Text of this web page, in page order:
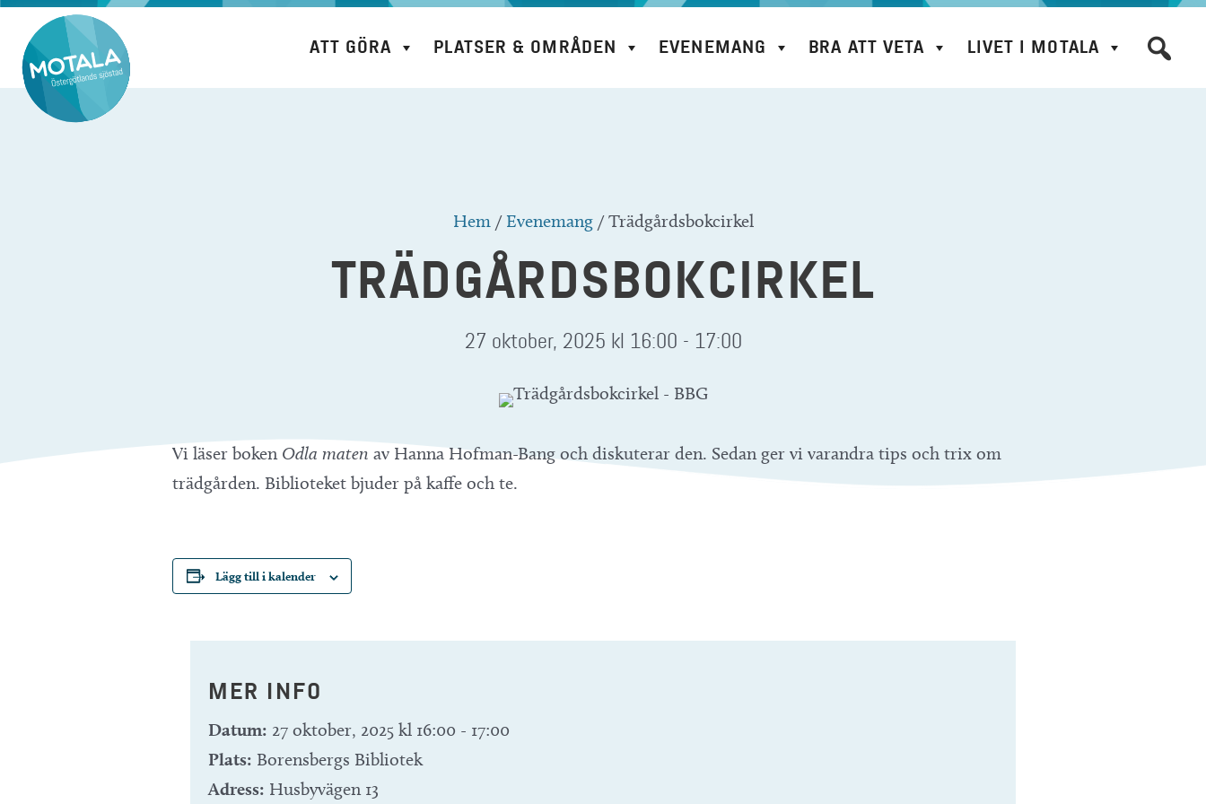
Hoppa
innehåll
ATT GÖRA PLATSER & OMRÅDEN EVENEMANG BRA ATT VETA LIVET I MOTALA
Hem /Evenemang/Trädgårdsbokcirkel
TRÄDGÅRDSBOKCIRKEL
27 oktober, 2025 kl 16:00 - 17:00
Vi läser boken Odla maten av Hanna Hofman-Bang och diskuterar den. Sedan ger vi varandra tips och trix om
trädgården. Biblioteket bjuder på kaffe och te.
Lägg till i kalender
MER INFO
Datum: 27 oktober, 2025 kl 16:00 - 17:00
Plats: Borensbergs Bibliotek
Adress: Husbyvägen 13